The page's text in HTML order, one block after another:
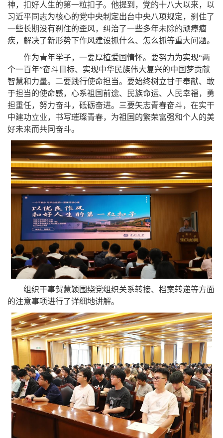
神，扣好人生的第一粒扣子。他提到，党的十八大以来，以
习近平同志为核心的党中央制定出台中央八项规定，刹住了
一些长期没有刹住的歪风，纠治了一些多年未除的顽瘴痼
疾，解决了新形势下作风建设抓什么、怎么抓等重大问题。
作为青年学子，一要厚植爱国情怀。要努力为实现“两
个一百年”奋斗目标、实现中华民族伟大复兴的中国梦贡献
智慧和力量。二要践行使命担当。要始终树立甘于奉献、敢
于担当的使命感，心系祖国前途、民族命运、人民幸福，勇
担重任，努力奋斗，砥砺奋进。三要矢志青春奋斗，在实干
中建功立业，书写璀璨青春，为祖国的繁荣富强和个人的美
好未来而共同奋斗。
组织干事贺慧颖围绕党组织关系转接、档案转递等方面
的注意事项进行了详细地讲解。